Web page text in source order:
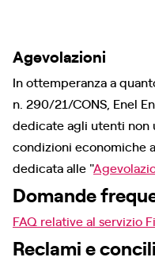
Agevolazioni
In ottemperanza a
n. 290/21/CONS, Enel
dedicate agli utenti non
condizioni economiche
dedicata alle "
Domande
FAQ relative al servizio
Reclami e